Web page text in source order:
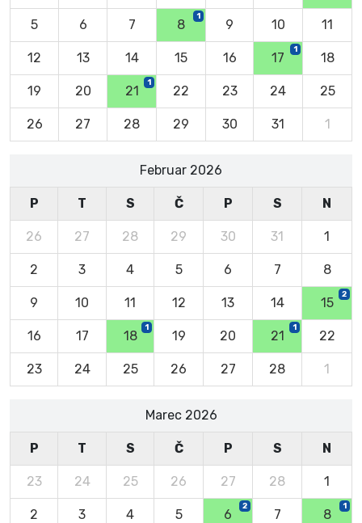
5 6 7 8
1
9 10 11
12 13 14 15 16 17
1
18
19 20 21
1
22 23 24 25
26 27 28 29 30 31 1
Februar 2026
P T S Č P S N
26 27 28 29 30 31 1
2 3 4 5 6 7 8
9 10 11 12 13 14 15
2
16 17 18
1
19 20 21
1
22
23 24 25 26 27 28 1
Marec 2026
P T S Č P S N
23 24 25 26 27 28 1
2 3 4 5 6
2
7 8
1